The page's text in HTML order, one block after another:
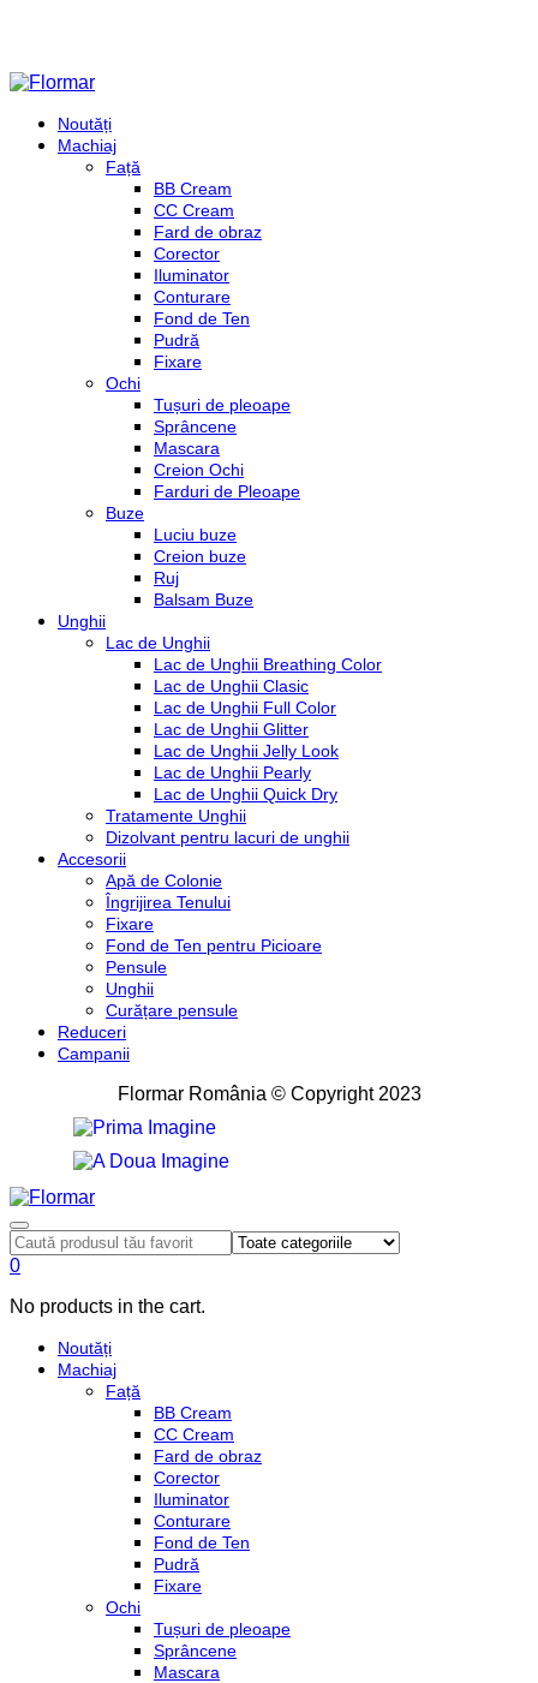
Noutăți
Machiaj
Față
BB Cream
CC Cream
Fard de obraz
Corector
Iluminator
Conturare
Fond de Ten
Pudră
Fixare
Ochi
Tușuri de pleoape
Sprâncene
Mascara
Creion Ochi
Farduri de Pleoape
Buze
Luciu buze
Creion buze
Ruj
Balsam Buze
Unghii
Lac de Unghii
Lac de Unghii Breathing Color
Lac de Unghii Clasic
Lac de Unghii Full Color
Lac de Unghii Glitter
Lac de Unghii Jelly Look
Lac de Unghii Pearly
Lac de Unghii Quick Dry
Tratamente Unghii
Dizolvant pentru lacuri de unghii
Accesorii
Apă de Colonie
Îngrijirea Tenului
Fixare
Fond de Ten pentru Picioare
Pensule
Unghii
Curățare pensule
Reduceri
Campanii
Flormar România © Copyright 2023
0
No products in the cart.
Noutăți
Machiaj
Față
BB Cream
CC Cream
Fard de obraz
Corector
Iluminator
Conturare
Fond de Ten
Pudră
Fixare
Ochi
Tușuri de pleoape
Sprâncene
Mascara